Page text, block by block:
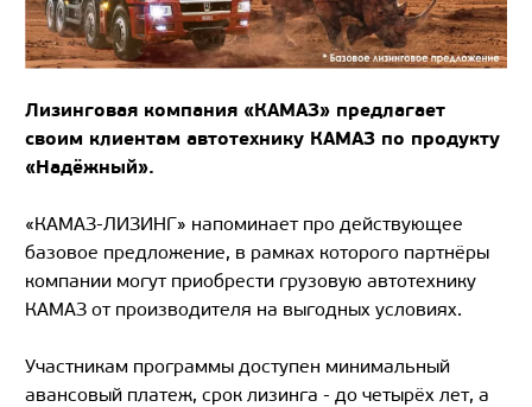
Лизинговая компания «КАМАЗ» предлагает
своим клиентам автотехнику КАМАЗ по продукту
«Надёжный».
«КАМАЗ-ЛИЗИНГ» напоминает про действующее
базовое предложение, в рамках которого партнёры
компании могут приобрести грузовую автотехнику
КАМАЗ от производителя на выгодных условиях.
Участникам программы доступен минимальный
авансовый платеж, срок лизинга - до четырёх лет, а